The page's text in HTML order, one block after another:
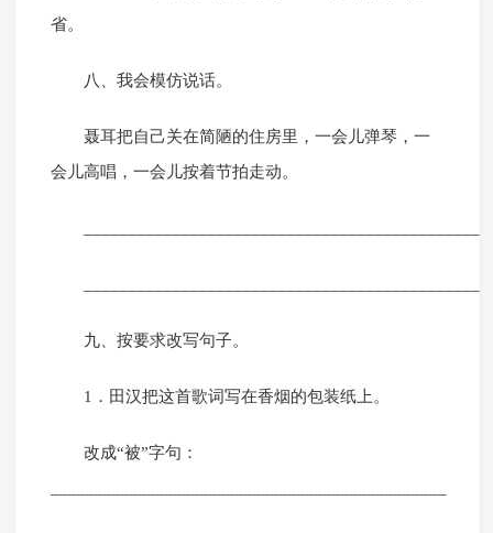
省。
八、我会模仿说话。
聂耳把自己关在简陋的住房里，一会儿弹琴，一
会儿高唱，一会儿按着节拍走动。
九、按要求改写句子。
1．田汉把这首歌词写在香烟的包装纸上。
改成“被”字句：